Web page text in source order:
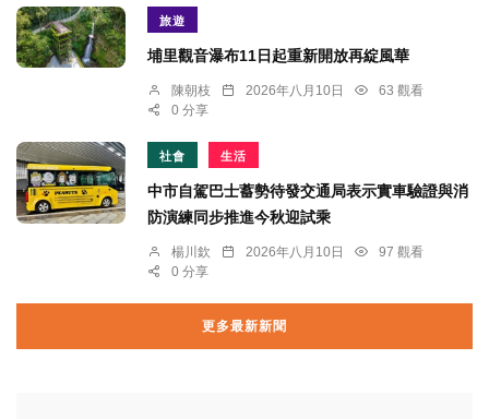
旅遊
埔里觀音瀑布11日起重新開放再綻風華
陳朝枝 2026年八月10日
63 觀看
0 分享
社會 生活
中市自駕巴士蓄勢待發交通局表示實車驗證與消
防演練同步推進今秋迎試乘
楊川欽 2026年八月10日
97 觀看
0 分享
更多最新新聞